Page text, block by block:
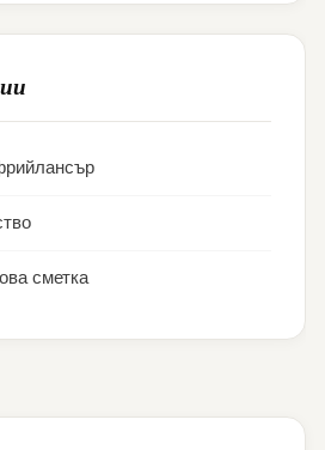
сметка